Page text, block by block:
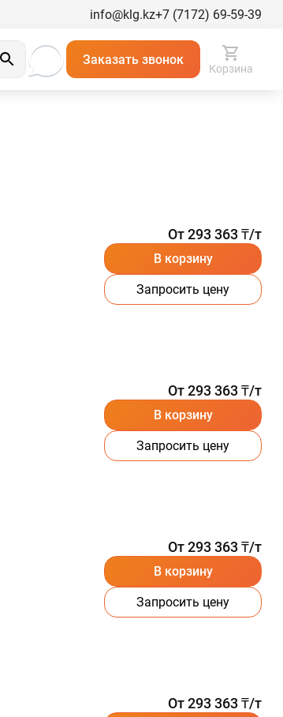
info@klg.kz+7 (7172) 69-59-39
Заказать звонок
Корзина
От 293 363 ₸/т
В корзину
Запросить цену
От 293 363 ₸/т
В корзину
Запросить цену
От 293 363 ₸/т
В корзину
Запросить цену
От 293 363 ₸/т